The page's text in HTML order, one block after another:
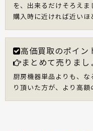
を、出来るだけそろえま
購入時に近ければ近いほ
高価買取のポイン
まとめて売りまし
厨房機器単品よりも、
り頂いた方が、より高額